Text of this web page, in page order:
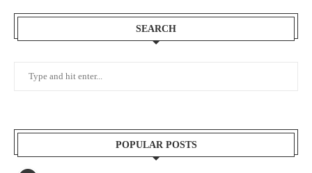
SEARCH
POPULAR POSTS